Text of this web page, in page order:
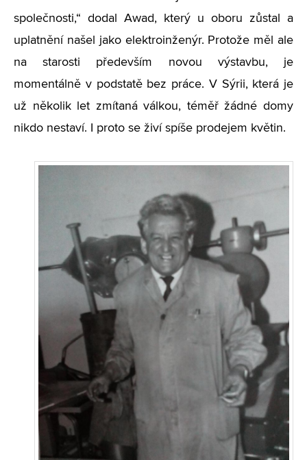
společnosti,“ dodal Awad, který u oboru zůstal a
uplatnění našel jako elektroinženýr. Protože měl ale
na starosti především novou výstavbu, je
momentálně v podstatě bez práce. V Sýrii, která je
už několik let zmítaná válkou, téměř žádné domy
nikdo nestaví. I proto se živí spíše prodejem květin.